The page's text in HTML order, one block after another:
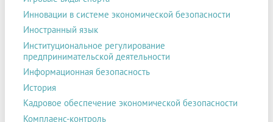
Инновации в системе экономической безопасности
Иностранный язык
Институциональное регулирование
предпринимательской деятельности
Информационная безопасность
История
Кадровое обеспечение экономической безопасности
Комплаенс-контроль